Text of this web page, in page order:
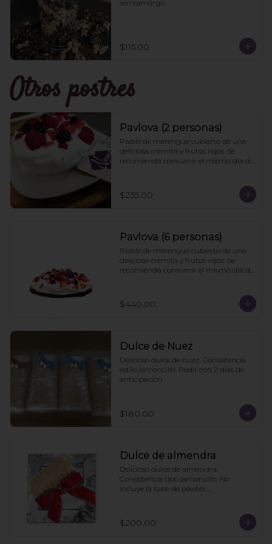
semiamargo
$115.00
Otros postres
Pavlova (2 personas)
Pastel de merengue cubierto de una
deliciosa cremita y frutos rojos. Se
recomienda consumir el mismo día de
$235.00
Pavlova (6 personas)
Pastel de merengue cubierto de una
deliciosa cremita y frutos rojos. Se
recomienda consumir el mismo día de
$440.00
Dulce de Nuez
Delicioso dulce de nuez. Consistencia
estilo jamoncillo. Pedir con 2 dias de
anticipación
$180.00
Dulce de almendra
Delicioso dulce de almendra.
Consistencia tipo jamoncillo. No
incluye la base de pewter.
$200.00